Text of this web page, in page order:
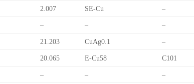
2.007 SE-Cu –
– – –
21.203 CuAg0.1 –
20.065 E-Cu58 C101
– – –